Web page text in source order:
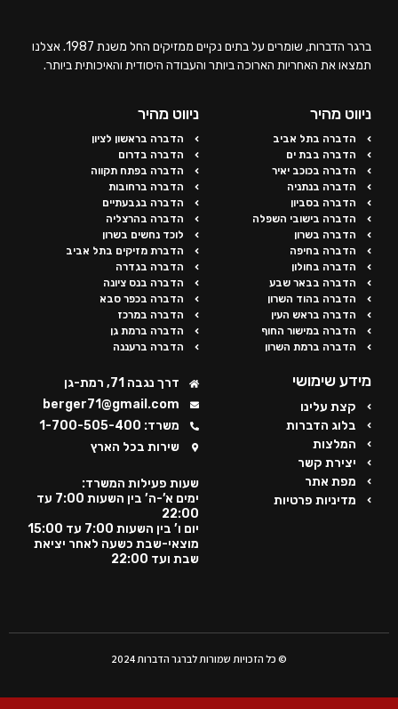
ברגר הדברות, שומרים על בתים נקיים ממזיקים החל משנת 1987. אצלנו
תמצאו את האחריות הארוכה ביותר והעבודה היסודית והאיכותית ביותר.
ניווט מהיר
הדברה בתל אביב
הדברה בבת ים
הדברה בכוכב יאיר
הדברה בנתניה
הדברה בסביון
הדברה בישובי השפלה
הדברה בשרון
הדברה בחיפה
הדברה בחולון
הדברה בבאר שבע
הדברה בהוד השרון
הדברה בראש העין
הדברה במישור החוף
הדברה ברמת השרון
ניווט מהיר
הדברה בראשון לציון
הדברה בדרום
הדברה בפתח תקווה
הדברה ברחובות
הדברה בגבעתיים
הדברה בהרצליה
לוכד נחשים בשרון
הדברת מזיקים בתל אביב
הדברה בגדרה
הדברה בנס ציונה
הדברה בכפר סבא
הדברה במרכז
הדברה ברמת גן
הדברה ברעננה
מידע שימושי
קצת עלינו
בלוג הדברות
המלצות
יצירת קשר
מפת אתר
מדיניות פרטיות
דרך נגבה 71, רמת-גן
berger71@gmail.com
משרד: 1-700-505-400
שירות בכל הארץ
שעות פעילות המשרד:
ימים א’-ה’ בין השעות 7:00 עד
22:00
יום ו’ בין השעות 7:00 עד 15:00
מוצאי-שבת כשעה לאחר יציאת
שבת ועד 22:00
© כל הזכויות שמורות לברגר הדברות 2024